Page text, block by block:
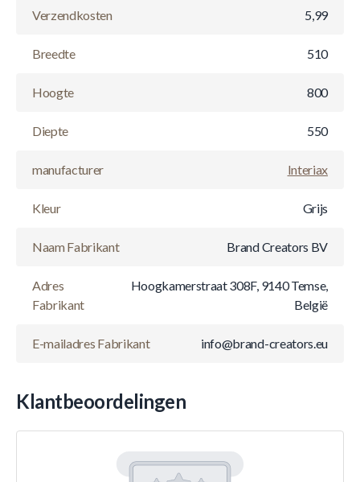
Verzendkosten 5,99
Breedte 510
Hoogte 800
Diepte 550
manufacturer Interiax
Kleur Grijs
Naam Fabrikant Brand Creators BV
Adres
Fabrikant
Hoogkamerstraat 308F, 9140 Temse,
België
E-mailadres Fabrikant info@brand-creators.eu
Klantbeoordelingen